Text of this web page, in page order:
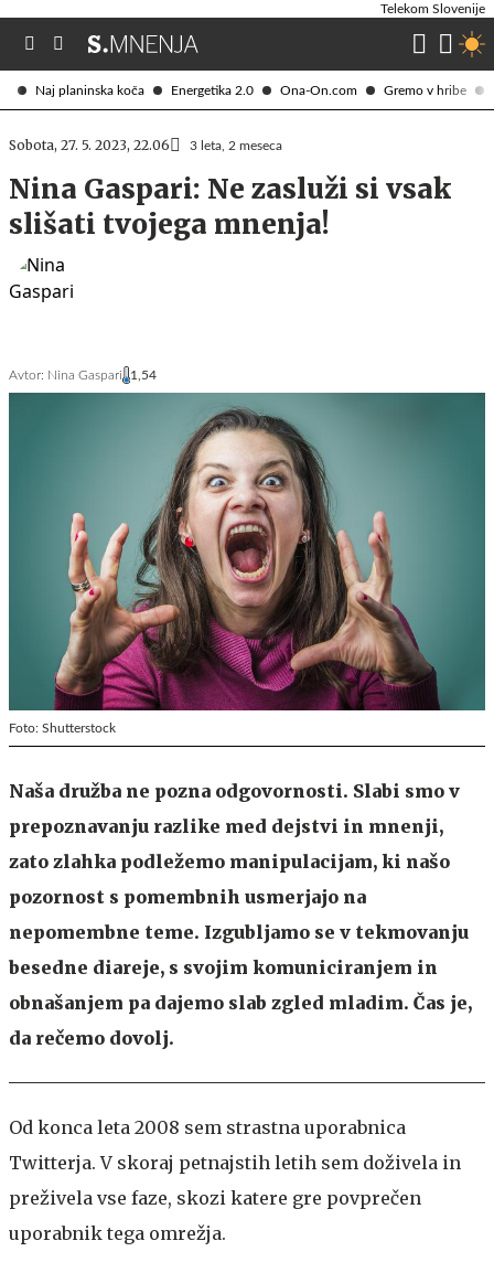
Naj planinska koča Energetika 2.0 Ona-On.com Gremo v hribe
Telekom Slovenije
Sobota, 27. 5. 2023, 22.06 3 leta, 2 meseca
Nina Gaspari: Ne zasluži si vsak
slišati tvojega mnenja!
Avtor: Nina Gaspari 1,54
Foto: Shutterstock
Naša družba ne pozna odgovornosti. Slabi smo v
prepoznavanju razlike med dejstvi in mnenji,
zato zlahka podležemo manipulacijam, ki našo
pozornost s pomembnih usmerjajo na
nepomembne teme. Izgubljamo se v tekmovanju
besedne diareje, s svojim komuniciranjem in
obnašanjem pa dajemo slab zgled mladim. Čas je,
da rečemo dovolj.
Od konca leta 2008 sem strastna uporabnica
Twitterja. V skoraj petnajstih letih sem doživela in
preživela vse faze, skozi katere gre povprečen
uporabnik tega omrežja.